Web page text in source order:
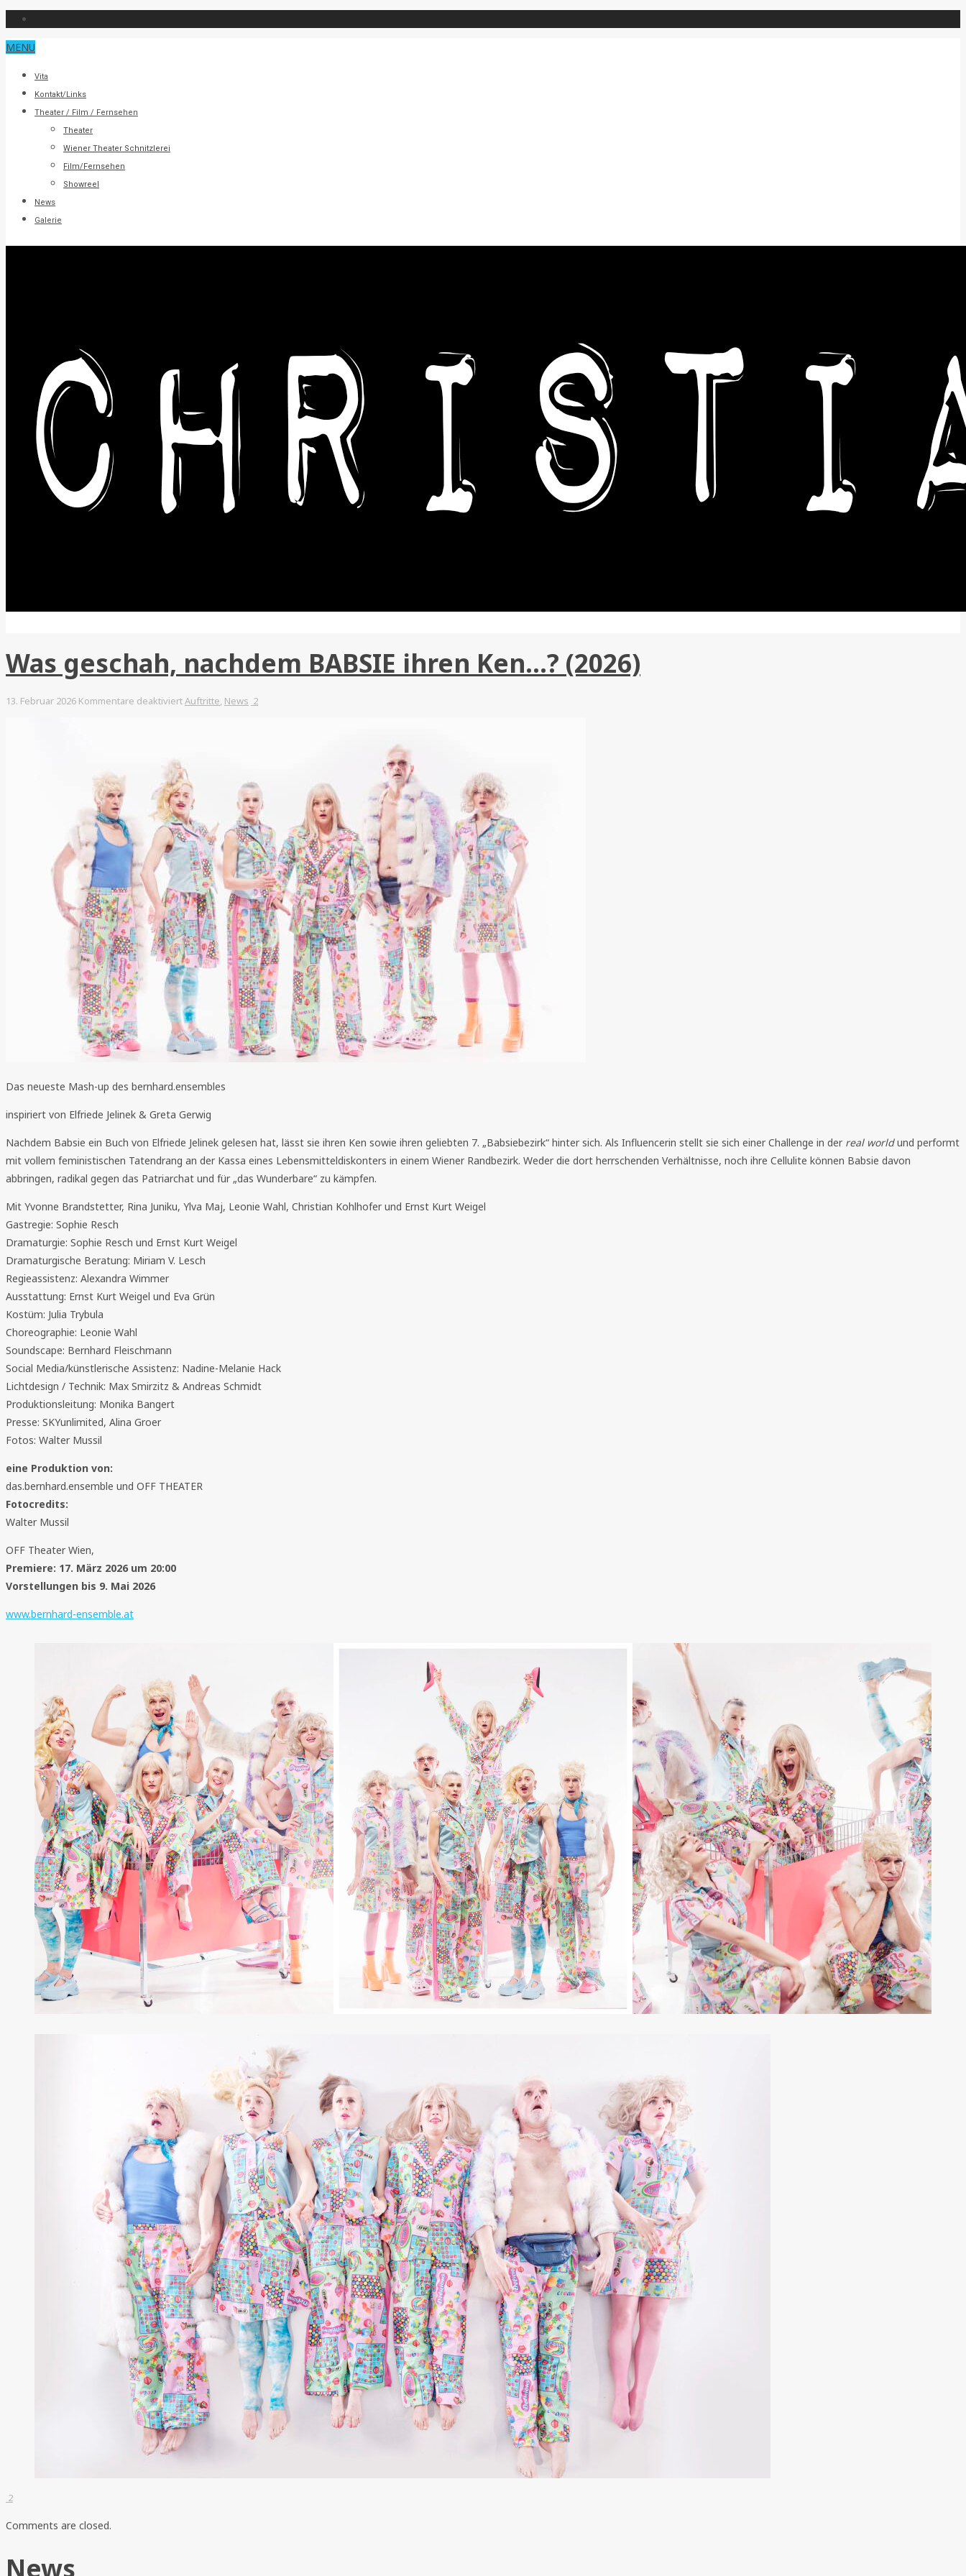
MENU
Vita
Kontakt/Links
Theater / Film / Fernsehen
Theater
Wiener Theater Schnitzlerei
Film/Fernsehen
Showreel
News
Galerie
Was geschah, nachdem BABSIE ihren Ken…? (2026)
13. Februar 2026 Kommentare deaktiviertfür
ihren
Ken…?
(2026)
Auftritte, News 2
Das neueste Mash-up des bernhard.ensembles
inspiriert von Elfriede Jelinek & Greta Gerwig
Nachdem Babsie ein Buch von Elfriede Jelinek gelesen hat, lässt sie ihren Ken sowie ihren geliebten 7. „Babsiebezirk“ hinter sich. Als Influencerin stellt sie sich einer Challenge in der real worldund performt
mit vollem feministischen Tatendrang an der Kassa eines Lebensmitteldiskonters in einem Wiener Randbezirk. Weder die dort herrschenden Verhältnisse, noch ihre Cellulite können Babsie davon
abbringen, radikal gegen das Patriarchat und für „das Wunderbare“ zu kämpfen.
Mit Yvonne Brandstetter, Rina Juniku, Ylva Maj, Leonie Wahl, Christian Kohlhofer und Ernst Kurt Weigel
Gastregie: Sophie Resch
Dramaturgie: Sophie Resch und Ernst Kurt Weigel
Dramaturgische Beratung: Miriam V. Lesch
Regieassistenz: Alexandra Wimmer
Ausstattung: Ernst Kurt Weigel und Eva Grün
Kostüm: Julia Trybula
Choreographie: Leonie Wahl
Soundscape: Bernhard Fleischmann
Social Media/künstlerische Assistenz: Nadine-Melanie Hack
Lichtdesign / Technik: Max Smirzitz & Andreas Schmidt
Produktionsleitung: Monika Bangert
Presse: SKYunlimited, Alina Groer
Fotos: Walter Mussil
eine Produktion von:
das.bernhard.ensemble und OFF THEATER
Fotocredits:
Walter Mussil
OFF Theater Wien,
Premiere: 17. März 2026 um 20:00
Vorstellungen bis 9. Mai 2026
www.bernhard-ensemble.at
2
Comments are closed.
News